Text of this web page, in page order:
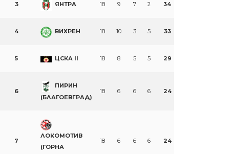
3 ЯНТРА 18 9 7 2 34
4 ВИХРЕН 18 10 3 5 33
5 ЦСКА II 18 8 5 5 29
6
ПИРИН
(БЛАГОЕВГРАД)
18 6 6 6 24
7
ЛОКОМОТИВ
(ГОРНА
18 6 6 6 24